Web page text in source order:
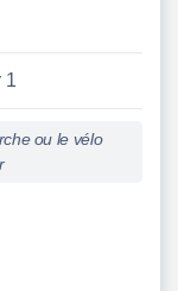
1
ou le vélo